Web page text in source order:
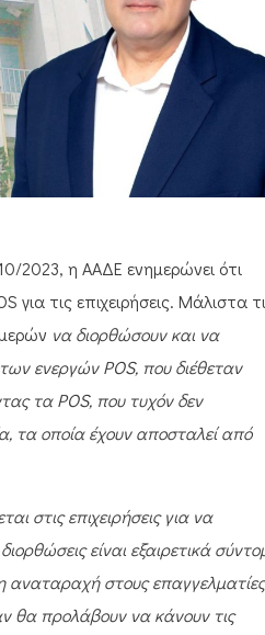
2023, η ΑΑΔΕ ενημερώνει ότι
για τις επιχειρήσεις. Μάλιστα
να διορθώσουν και να
ενεργών POS, που διέθεταν
τα POS, που τυχόν δεν
τα οποία έχουν αποσταλεί από
στις επιχειρήσεις για να
είναι εξαιρετικά
αναταραχή στους
θα προλάβουν να κάνουν τις